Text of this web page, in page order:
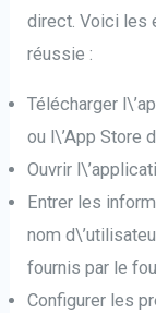
direct. Voici les
réussie :
Télécharger
ou l\’App Store
Ouvrir
Entrer les
nom
fournis par le
Configurer les